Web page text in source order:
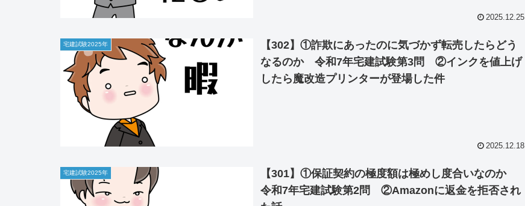
2025.12.25
宅建試験2025年
【302】①詐欺にあったのに気づかず転売したらどう
なるのか 令和7年宅建試験第3問 ②インクを値上げ
したら魔改造プリンターが登場した件
2025.12.18
宅建試験2025年
【301】①保証契約の極度額は極めし度合いなのか
令和7年宅建試験第2問 ②Amazonに返金を拒否され